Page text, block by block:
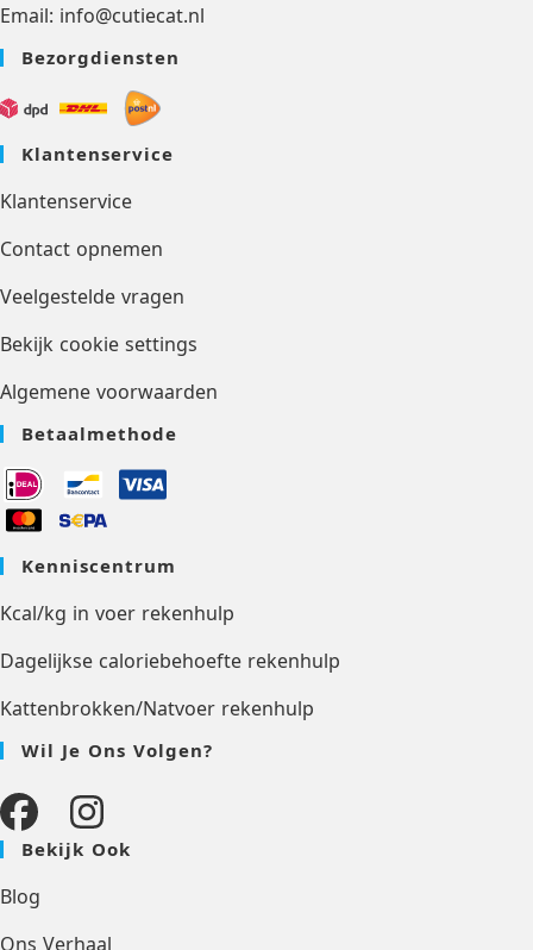
Email: info@cutiecat.nl
Bezorgdiensten
Klantenservice
Klantenservice
Contact opnemen
Veelgestelde vragen
Bekijk cookie settings
Algemene voorwaarden
Betaalmethode
Kenniscentrum
Kcal/kg in voer rekenhulp
Dagelijkse caloriebehoefte rekenhulp
Kattenbrokken/Natvoer rekenhulp
Wil Je Ons Volgen?
Bekijk Ook
Blog
Ons Verhaal